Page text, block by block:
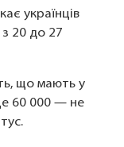
українців
20 до 27
що мають у
60 000 — не